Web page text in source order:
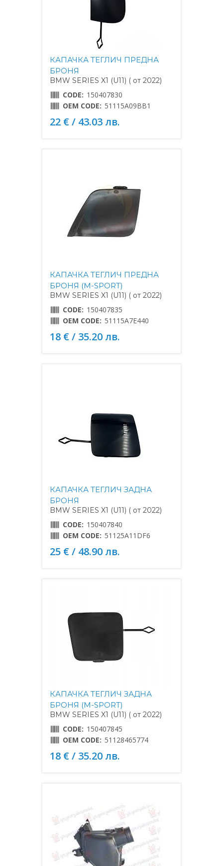
КАПАЧКА ТЕГЛИЧ ПРЕДНА
БРОНЯ
BMW SERIES X1 (U11) ( от 2022)
CODE: 150407830
OEM CODE: 51115A09BB1
22 € / 43.03 лв.
КАПАЧКА ТЕГЛИЧ ПРЕДНА
БРОНЯ (M-SPORT)
BMW SERIES X1 (U11) ( от 2022)
CODE: 150407835
OEM CODE: 51115A7E440
18 € / 35.20 лв.
КАПАЧКА ТЕГЛИЧ ЗАДНА
БРОНЯ
BMW SERIES X1 (U11) ( от 2022)
CODE: 150407840
OEM CODE: 51125A11DF6
25 € / 48.90 лв.
КАПАЧКА ТЕГЛИЧ ЗАДНА
БРОНЯ (M-SPORT)
BMW SERIES X1 (U11) ( от 2022)
CODE: 150407845
OEM CODE: 51128465774
18 € / 35.20 лв.